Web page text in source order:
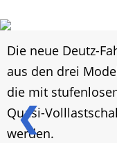
❮
Die neue Deutz-
aus den drei
die mit
Quasi-
werden.